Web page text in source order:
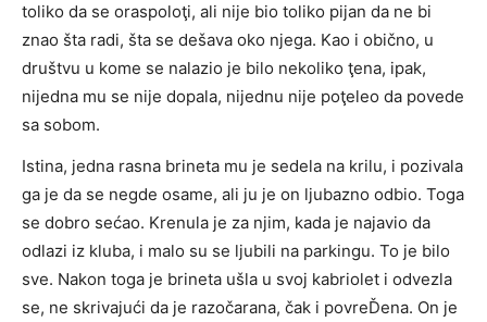
toliko da se oraspoloţi, ali nije bio toliko pijan da ne bi
znao šta radi, šta se dešava oko njega. Kao i obično, u
društvu u kome se nalazio je bilo nekoliko ţena, ipak,
nijedna mu se nije dopala, nijednu nije poţeleo da povede
sa sobom.
Istina, jedna rasna brineta mu je sedela na krilu, i pozivala
ga je da se negde osame, ali ju je on ljubazno odbio. Toga
se dobro sećao. Krenula je za njim, kada je najavio da
odlazi iz kluba, i malo su se ljubili na parkingu. To je bilo
sve. Nakon toga je brineta ušla u svoj kabriolet i odvezla
se, ne skrivajući da je razočarana, čak i povreĎena. On je